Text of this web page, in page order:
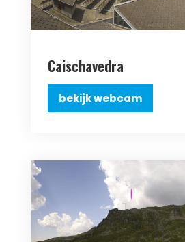
Caischavedra
bekijk webcam